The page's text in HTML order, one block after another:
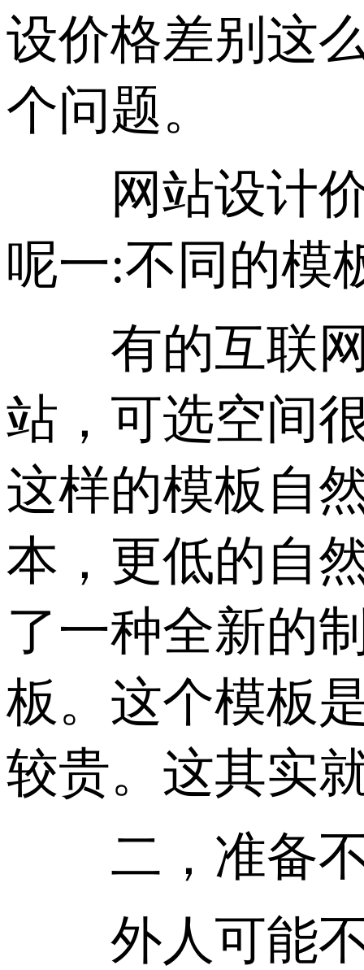
设价格差别这
个问题。
网站设计价
呢一:不同的模
有的互联网
站，可选空间
这样的模板自
本，更低的自
了一种全新的
板。这个模板
较贵。这其实
二，准备不
外人可能不